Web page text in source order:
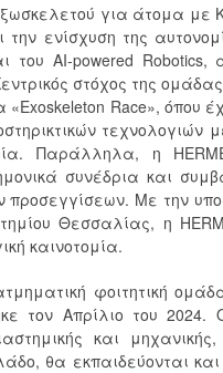
για άτομα
ενίσχυση της
του AI-powered
στόχος της
«Exoskeleton Race», όπου
τεχνολογιών
Παράλληλα, η
συνέδρια και
προσεγγίσεων. Με την
Θεσσαλίας, η
καινοτομία.
φοιτητική
τον Απρίλιο του
και
θα εκπαιδεύονται